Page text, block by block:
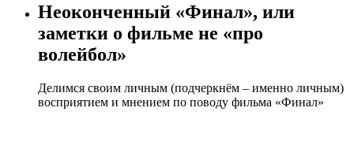
Неоконченный «Финал», или
заметки о фильме не «про
волейбол»
Делимся своим личным (подчеркнём – именно личным)
восприятием и мнением по поводу фильма «Финал»